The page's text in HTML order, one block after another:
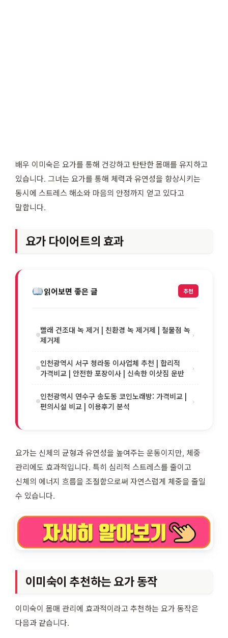
배우 이미숙은 요가를 통해 건강하고 탄탄한 몸매를 유지하고
있습니다. 그녀는 요가를 통해 체력과 유연성을 향상시키는
동시에 스트레스 해소와 마음의 안정까지 얻고 있다고
말합니다.
요가 다이어트의 효과
읽어보면 좋은 글 추천
빨래 건조대 녹 제거 | 친환경 녹 제거제 | 철물점 녹
제거제
›
인천광역시 서구 청라동 이사업체 추천 | 합리적
가격비교 | 안전한 포장이사 | 신속한 이삿짐 운반
›
인천광역시 연수구 송도동 코인노래방: 가격비교 |
편의시설 비교 | 이용후기 분석
›
요가는 신체의 균형과 유연성을 높여주는 운동이지만, 체중
관리에도 효과적입니다. 특히 심리적 스트레스를 줄이고
신체의 에너지 흐름을 조절함으로써 자연스럽게 체중을 줄일
수 있습니다.
이미숙이 추천하는 요가 동작
이미숙이 몸매 관리에 효과적이라고 추천하는 요가 동작은
다음과 같습니다.